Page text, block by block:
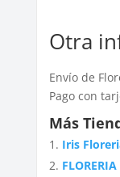
Otra
Envío de
Pago con
Más
Iris